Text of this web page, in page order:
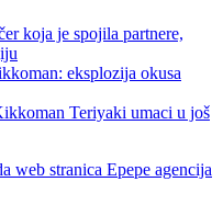
koja je spojila partnere,
eksplozija okusa
Teriyaki umaci u još
web stranica Epepe agencija